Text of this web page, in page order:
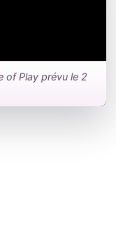
of Play prévu le 2